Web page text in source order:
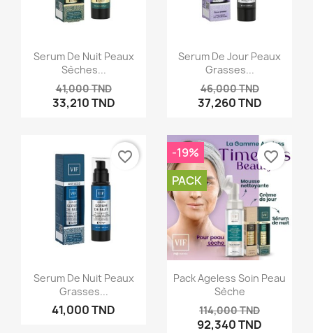
Serum De Nuit Peaux
Sèches...
41,000 TND
33,210 TND
Serum De Jour Peaux
Grasses...
46,000 TND
37,260 TND
Serum De Nuit Peaux
Grasses...
41,000 TND
favorite_border
Pack Ageless Soin Peau
Sèche
114,000 TND
92,340 TND
-19%
PACK
favorite_border
Créer une liste d'envies
Nom de la liste d'envies